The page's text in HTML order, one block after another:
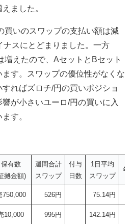
ました。
買いのスワップの支払い額は減
ナスにとどまりました。一方
増えたので、AセットとBセット
す。スワップの優位性がなくな
ればズロチ/円の買いポジショ
が小さいユーロ/円の買いに入
す。
保有数
拠金額)
週間合計
スワップ
付与
日数
1日平均
スワップ
年
750,000 526円 75.14円
10,000 995円 142.14円